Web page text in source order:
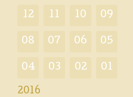
12 11 10 09
08 07 06 05
04 03 02 01
2016